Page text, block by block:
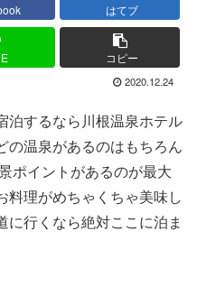
はてブ
コピー
2020.12.24
泊するなら川根温泉ホテル
の温泉があるのはもちろん
ポイントがあるのが最大
料理がめちゃくちゃ美味し
行くなら絶対ここに泊ま